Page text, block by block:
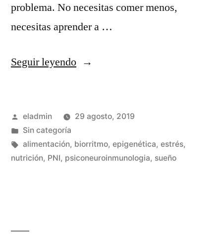
problema. No necesitas comer menos,
necesitas aprender a …
Seguir leyendo«Nutrición
PNIe»
Publicado
por
eladmin
29 agosto, 2019
Publicado
en
Sin categoría
Etiquetas:
alimentación, biorritmo, epigenética, estrés,
nutrición, PNI, psiconeuroinmunologia, sueño